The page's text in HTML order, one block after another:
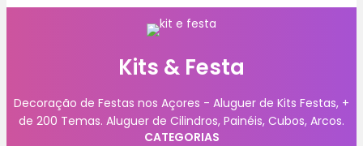
Kits & Festa
Decoração de Festas nos Açores - Aluguer de Kits Festas, +
de 200 Temas. Aluguer de Cilindros, Painéis, Cubos, Arcos.
CATEGORIAS